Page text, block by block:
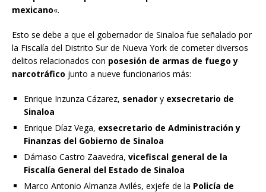
mexicano«.
Esto se debe a que el gobernador de Sinaloa fue señalado por
la Fiscalía del Distrito Sur de Nueva York de cometer diversos
delitos relacionados con posesión de armas de fuego y
narcotráfico junto a nueve funcionarios más:
Enrique Inzunza Cázarez, senador y exsecretario de
Sinaloa
Enrique Díaz Vega, exsecretario de Administración y
Finanzas del Gobierno de Sinaloa
Dámaso Castro Zaavedra, vicefiscal general de la
Fiscalía General del Estado de Sinaloa
Marco Antonio Almanza Avilés, exjefe de la Policía de